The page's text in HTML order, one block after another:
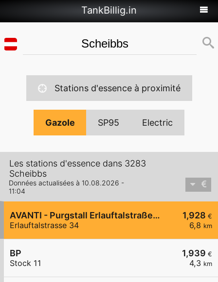
TankBillig.in
Stations d'essence à proximité
Gazole SP95 Electric
Les stations d'essence dans 3283
Scheibbs
Données actualisées à 10.08.2026 -
11:04
1,928 €
6,8 km
AVANTI - Purgstall Erlauftalstraße 34
Erlauftalstrasse 34
1,939 €
4,3 km
BP
Stock 11